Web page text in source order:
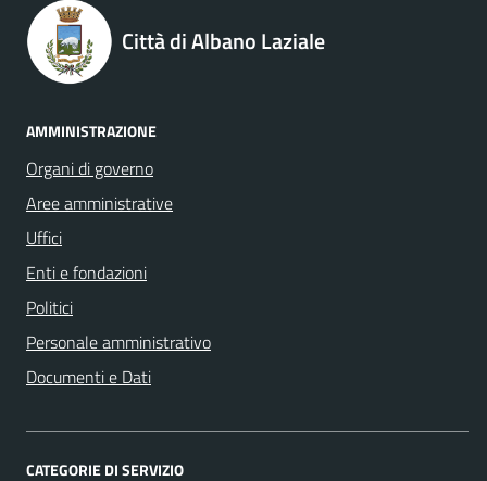
Città di Albano Laziale
AMMINISTRAZIONE
Organi di governo
Aree amministrative
Uffici
Enti e fondazioni
Politici
Personale amministrativo
Documenti e Dati
CATEGORIE DI SERVIZIO